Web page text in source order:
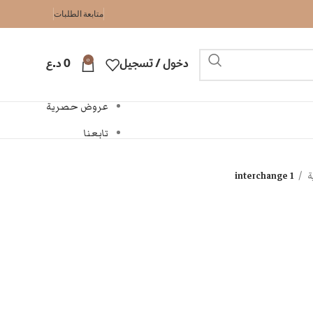
متابعة الطلبات
دخول / تسجيل 0
0د.ع
عروض حصرية
تابعنا
interchange 1